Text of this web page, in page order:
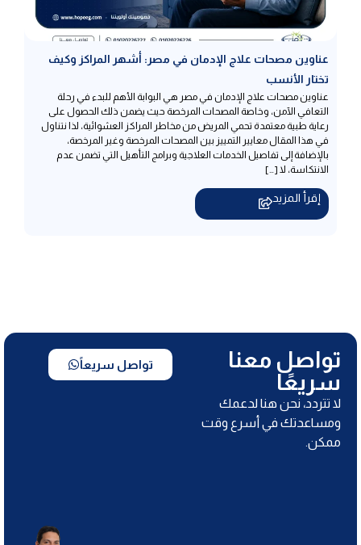
عناوين مصحات علاج الإدمان في مصر: أشهر المراكز وكيف
تختار الأنسب
عناوين مصحات علاج الإدمان في مصر هي البوابة الأهم للبدء في رحلة
التعافي الآمن، وخاصة المصحات المرخصة حيث يضمن ذلك الحصول على
رعاية طبية معتمدة تحمي المريض من مخاطر المراكز العشوائية، لذا نتناول
في هذا المقال معايير التمييز بين المصحات المرخصة وغير المرخصة،
بالإضافة إلى تفاصيل الخدمات العلاجية وبرامج التأهيل التي تضمن عدم
الانتكاسة، لا […]
إقرأ المزيد
تواصل معنا
سريعًا
لا تتردد، نحن هنا لدعمك
ومساعدتك في أسرع وقت
ممكن.
تواصل سريعاً